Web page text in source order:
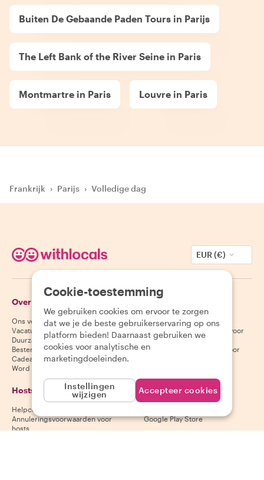
Buiten De Gebaande Paden Tours in Parijs
The Left Bank of the River Seine in Paris
Montmartre in Paris Louvre in Paris
Frankrijk › Parijs › Volledige dag
EUR (€)
Over Withlocals
Ons verhaal
Vacatures
Duurzaamheid
Bestemmingen
Cadeaubonnen
Word partner
Gasten
Helpcentrum voor gasten
Annuleringsvoorwaarden voor
gasten
Algemene voorwaarden voor
Hosts
Helpcentrum voor hosts
Annuleringsvoorwaarden voor
hosts
Download onze app
Google Play Store
Cookie-toestemming
We gebruiken cookies om ervoor te zorgen
dat we je de beste gebruikerservaring op ons
platform bieden! Daarnaast gebruiken we
cookies voor analytische en
marketingdoeleinden.
Instellingen
wijzigen
Accepteer cookies